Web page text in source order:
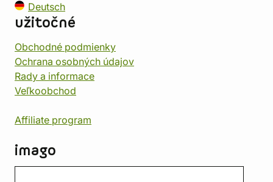
Deutsch
užitočné
Obchodné podmienky
Ochrana osobných údajov
Rady a informace
Veľkoobchod
Affiliate program
imago